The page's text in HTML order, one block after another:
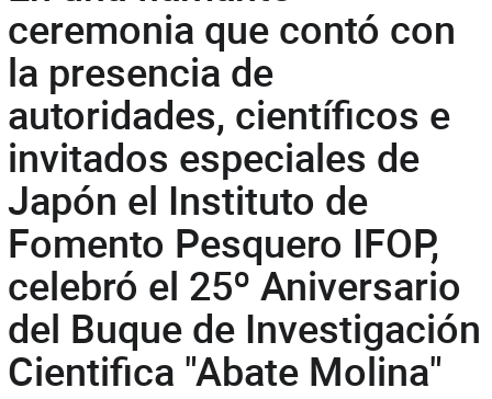
ceremonia que contó con
la presencia de
autoridades, científicos e
invitados especiales de
Japón el Instituto de
Fomento Pesquero IFOP,
celebró el 25º Aniversario
del Buque de Investigación
Cientifica "Abate Molina"